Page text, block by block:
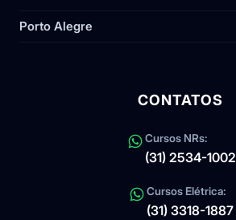
Porto Alegre
CONTATOS
Cursos NRs:
(31) 2534-1002
Cursos Elétrica:
(31) 3318-1887